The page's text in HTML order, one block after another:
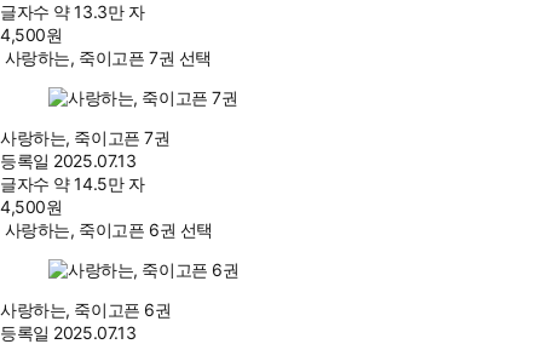
글자수 약 13.3만 자
4,500원
사랑하는, 죽이고픈 7권 선택
사랑하는, 죽이고픈 7권
등록일 2025.07.13
글자수 약 14.5만 자
4,500원
사랑하는, 죽이고픈 6권 선택
사랑하는, 죽이고픈 6권
등록일 2025.07.13